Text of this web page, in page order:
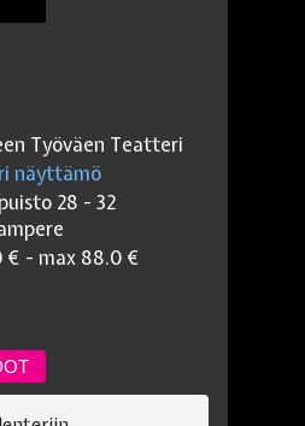
Työväen Teatteri
näyttämö
28 - 32
€ - max 88.0 €